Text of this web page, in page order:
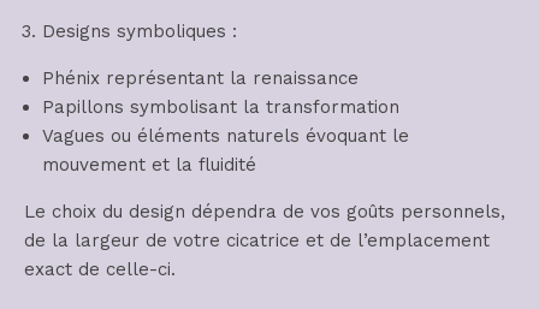
Designs symboliques :
Phénix représentant la renaissance
Papillons symbolisant la transformation
Vagues ou éléments naturels évoquant le
mouvement et la fluidité
Le choix du design dépendra de vos goûts personnels,
de la largeur de votre cicatrice et de l’emplacement
exact de celle-ci.